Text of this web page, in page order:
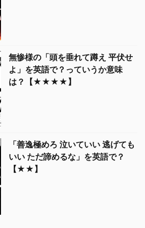
無惨様の「頭を垂れて蹲え 平伏せ
よ」を英語で？っていうか意味
は？【★★★★】
「善逸極めろ 泣いていい 逃げても
いい ただ諦めるな」を英語で？
【★★】